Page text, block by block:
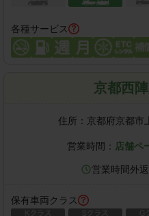
各種サービス
京都西
住所： 京都府京都市
営業時間： 店舗ペ
営業時間外
保有車両クラス